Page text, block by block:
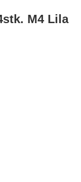
M4 Lila